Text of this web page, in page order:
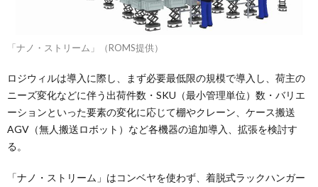
「ナノ・ストリーム」（ROMS提供）
ロジウィルは導入に際し、まず必要最低限の規模で導入し、荷主の
ニーズ変化などに伴う出荷件数・SKU（最小管理単位）数・バリエ
ーションといった要素の変化に応じて棚やクレーン、ケース搬送
AGV（無人搬送ロボット）など各機器の追加導入、拡張を検討す
る。
「ナノ・ストリーム」はコンベヤを使わず、着脱式ラックハンガー